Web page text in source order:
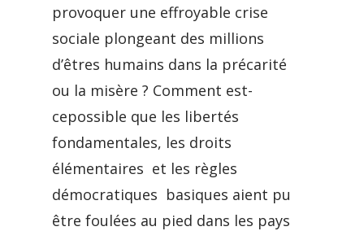
provoquer une effroyable crise
sociale plongeant des millions
d’êtres humains dans la précarité
ou la misère ? Comment est-
cepossible que les libertés
fondamentales, les droits
élémentaires et les règles
démocratiques basiques aient pu
être foulées au pied dans les pays